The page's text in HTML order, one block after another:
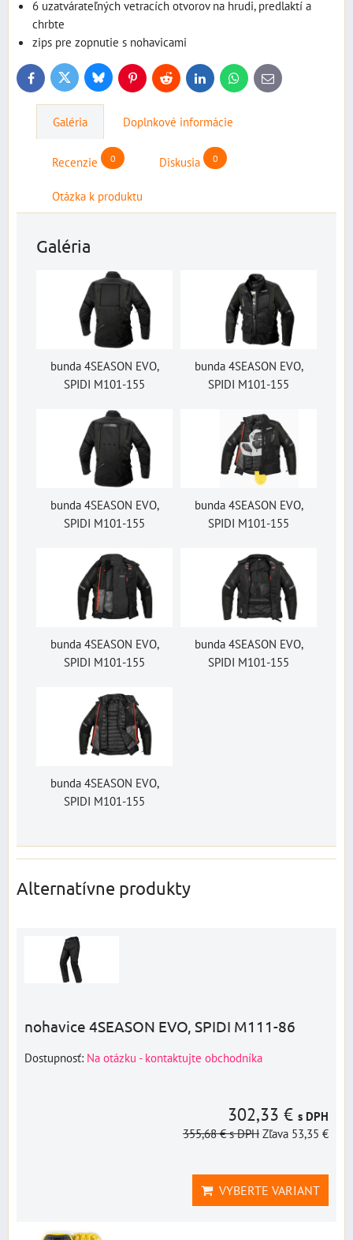
6 uzatvárateľných vetracích otvorov na hrudi, predlaktí a
chrbte
zips pre zopnutie s nohavicami
FacebookTwitter BlueskyPinterestReddit LinkedInWhatsApp
E-
mail
Galéria Doplnkové informácie
Recenzie 0 Diskusia 0
Otázka k produktu
Galéria
bunda 4SEASON EVO,
SPIDI M101-155
bunda 4SEASON EVO,
SPIDI M101-155
bunda 4SEASON EVO,
SPIDI M101-155
bunda 4SEASON EVO,
SPIDI M101-155
bunda 4SEASON EVO,
SPIDI M101-155
bunda 4SEASON EVO,
SPIDI M101-155
bunda 4SEASON EVO,
SPIDI M101-155
Alternatívne produkty
nohavice 4SEASON EVO, SPIDI M111-86
Dostupnosť: Na otázku - kontaktujte obchodníka
302,33 € s DPH
355,68 €s DPH Zľava 53,35 €
VYBERTE VARIANT